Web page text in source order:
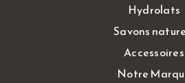
Hydrolats
Savons
Accessoires
Notre